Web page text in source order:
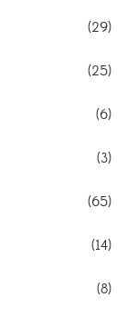
(29)
(25)
(6)
(3)
(65)
(14)
(8)